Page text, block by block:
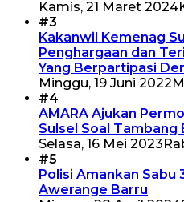
Kamis, 21 Maret 2024
#3
Kakanwil Kemenag
Penghargaan dan
Yang Berpartipasi
Minggu, 19 Juni 2022
#4
AMARA Ajukan
Sulsel Soal Tambang
Selasa, 16 Mei 2023
#5
Polisi Amankan Sabu
Awerange Barru